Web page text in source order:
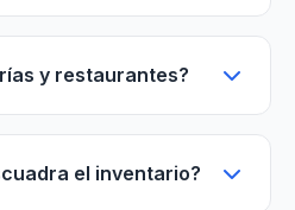
y restaurantes?
el inventario?